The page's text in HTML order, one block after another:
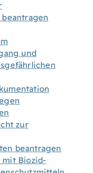
und
zur
beantragen
mit Biozid-